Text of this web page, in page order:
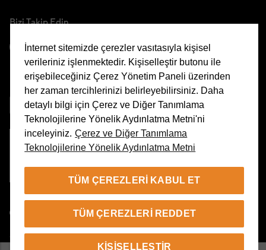
Bizi Takip Edin
Uygulamamızı İndirin
© 2026 Beymen Tüm Hakları Saklıdır
İnternet sitemizde çerezler vasıtasıyla kişisel
verileriniz işlenmektedir. Kişiselleştir butonu ile
erişebileceğiniz Çerez Yönetim Paneli üzerinden
her zaman tercihlerinizi belirleyebilirsiniz. Daha
detaylı bilgi için Çerez ve Diğer Tanımlama
Teknolojilerine Yönelik Aydınlatma Metni'ni
inceleyiniz. Çerez ve Diğer Tanımlama
Teknolojilerine Yönelik Aydınlatma Metni
TÜM ÇEREZLERI KABUL ET
TÜM ÇEREZLERI REDDET
KIŞISELLEŞTIR